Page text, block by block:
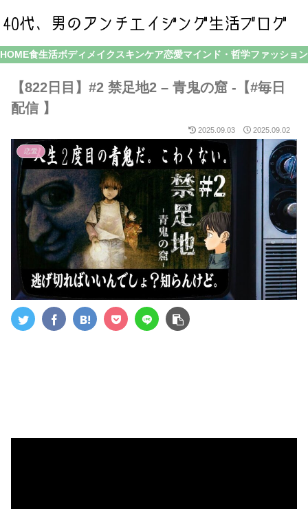
HOME食生活ボディメイク スキンケア恋愛マインド・哲学ファッション
【822日目】#2 禁足地2 – 青鬼の窟 -【#毎日
配信 】
2025.09.03 2025.09.02
恋愛